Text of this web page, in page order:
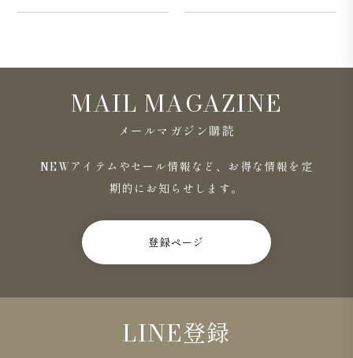
MAIL MAGAZINE
メールマガジン購読
NEWアイテムやセール情報など、お得な情報を定
期的にお知らせします。
登録ページ
LINE登録